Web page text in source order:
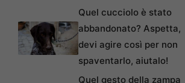
Quel cucciolo è stato
abbandonato? Aspetta,
devi agire così per non
spaventarlo, aiutalo!
Quel gesto della zampa